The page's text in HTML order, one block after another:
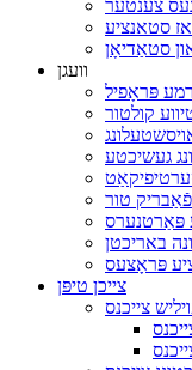
צענטער
סטאנציע
סטאַדיאָן
וועגן
פּראָפיל
קולטור
געשיכטע
טור
פּאַרטנערס
באריכטן
פּראָצעס
צייכן טיפּן
צייכנס